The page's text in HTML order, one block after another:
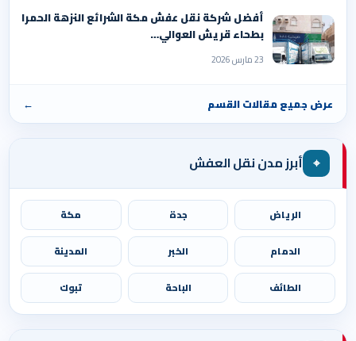
أفضل شركة نقل عفش مكة الشرائع النزهة الحمرا
بطحاء قريش العوالي…
23 مارس 2026
عرض جميع مقالات القسم ←
⌖ أبرز مدن نقل العفش
الرياض جدة مكة
الدمام الخبر المدينة
الطائف الباحة تبوك